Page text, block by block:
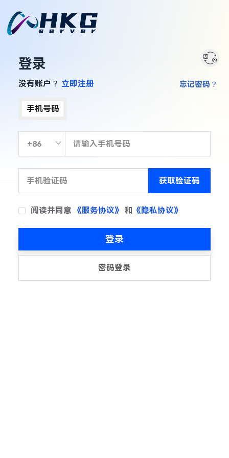
登录
没有账户？ 立即注册
手机号码
获取验证码
阅读并同意 《服务协议》 和 《隐私协议》
忘记密码？
登录
密码登录